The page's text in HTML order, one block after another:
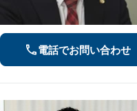
電話でお問い合わせ